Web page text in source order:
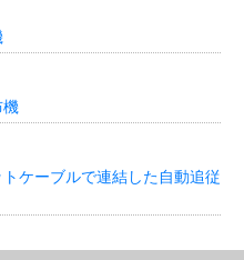
機
ケーブルで連結した自動追従